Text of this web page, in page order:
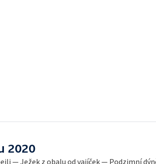
2020
— Ježek z obalu od vajíček — Podzimní